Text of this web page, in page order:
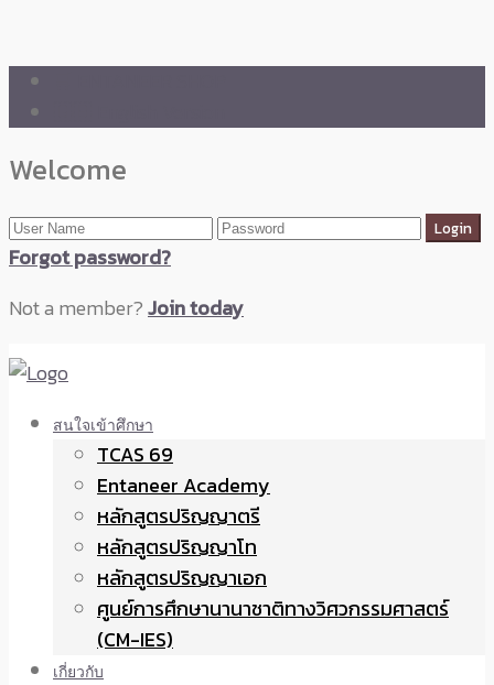
Welcome
Forgot password?
Not a member?Join today
สนใจเข้าศึกษา
TCAS 69
Entaneer Academy
หลักสูตรปริญญาตรี
หลักสูตรปริญญาโท
หลักสูตรปริญญาเอก
ศูนย์การศึกษานานาชาติทางวิศวกรรมศาสตร์
(CM-IES)
เกี่ยวกับ